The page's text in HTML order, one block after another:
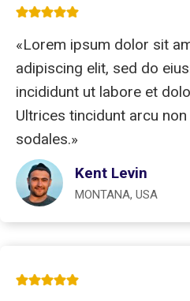
«Lorem ipsum dolor sit
adipiscing elit, sed do
incididunt ut labore et
Ultrices tincidunt arcu
sodales.»
Kent Levin
MONTANA, USA